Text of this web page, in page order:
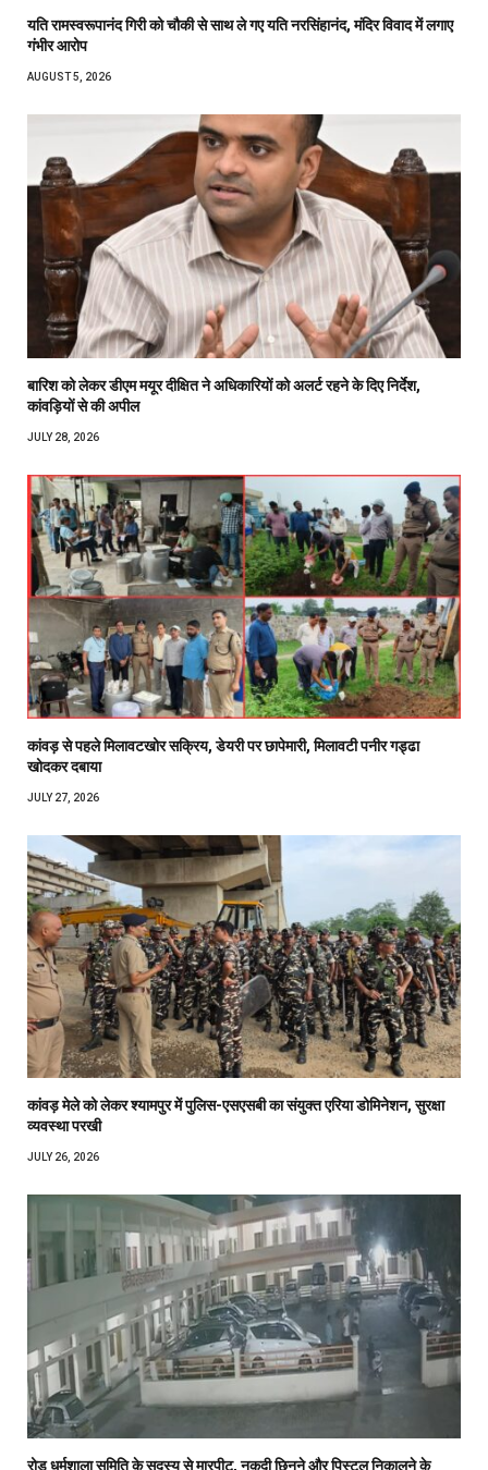
यति रामस्वरूपानंद गिरी को चौकी से साथ ले गए यति नरसिंहानंद, मंदिर विवाद में लगाए
गंभीर आरोप
AUGUST 5, 2026
बारिश को लेकर डीएम मयूर दीक्षित ने अधिकारियों को अलर्ट रहने के दिए निर्देश,
कांवड़ियों से की अपील
JULY 28, 2026
कांवड़ से पहले मिलावटखोर सक्रिय, डेयरी पर छापेमारी, मिलावटी पनीर गड्ढा
खोदकर दबाया
JULY 27, 2026
कांवड़ मेले को लेकर श्यामपुर में पुलिस-एसएसबी का संयुक्त एरिया डोमिनेशन, सुरक्षा
व्यवस्था परखी
JULY 26, 2026
रोड धर्मशाला समिति के सदस्य से मारपीट, नकदी छिनने और पिस्टल निकालने के